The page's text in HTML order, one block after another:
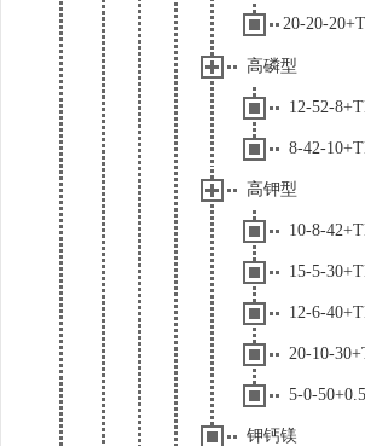
20-20-
高磷型
12-52-
8-42-
高钾型
10-8-
15-5-
12-6-
20-10-
5-0-
钾钙镁